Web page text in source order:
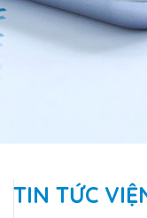
TIN TỨC